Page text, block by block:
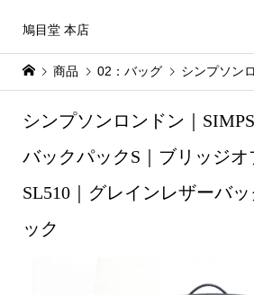
鳩目堂 本店
商品 02：バッグ シンプソンロンドン｜SIMPSON LONDON｜バッ
シンプソンロンドン｜
バックパックS｜ブリッジオ
SL510｜グレインレザーバ
ック